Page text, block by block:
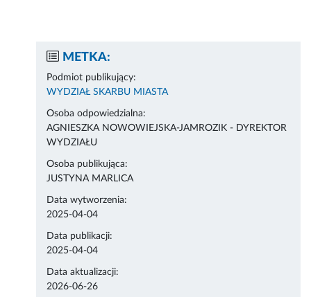
METKA:
Podmiot publikujący:
WYDZIAŁ SKARBU MIASTA
Osoba odpowiedzialna:
AGNIESZKA NOWOWIEJSKA-JAMROZIK - DYREKTOR
WYDZIAŁU
Osoba publikująca:
JUSTYNA MARLICA
Data wytworzenia:
2025-04-04
Data publikacji:
2025-04-04
Data aktualizacji:
2026-06-26